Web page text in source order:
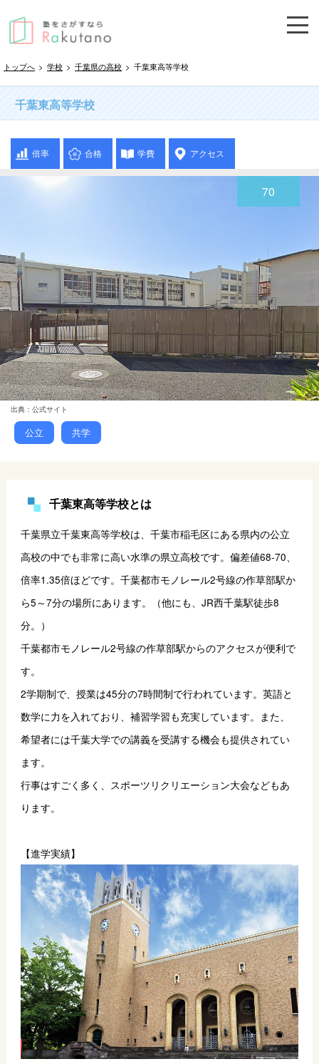
トップへ > 学校 > 千葉県の高校 > 千葉東高等学校
千葉東高等学校
倍率 合格 学費 アクセス
70
出典：公式サイト
公立 共学
千葉東高等学校とは
千葉県立千葉東高等学校は、千葉市稲毛区にある県内の公立
高校の中でも非常に高い水準の県立高校です。偏差値68-70、
倍率1.35倍ほどです。千葉都市モノレール2号線の作草部駅か
ら5～7分の場所にあります。（他にも、JR西千葉駅徒歩8
分。）
千葉都市モノレール2号線の作草部駅からのアクセスが便利で
す。
2学期制で、授業は45分の7時間制で行われています。英語と
数学に力を入れており、補習学習も充実しています。また、
希望者には千葉大学での講義を受講する機会も提供されてい
ます。
行事はすごく多く、スポーツリクリエーション大会などもあ
ります。
【進学実績】